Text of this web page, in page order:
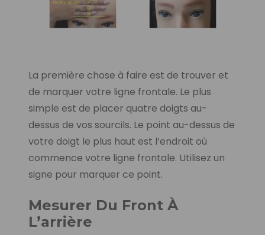
La première chose à faire est de trouver et
de marquer votre ligne frontale. Le plus
simple est de placer quatre doigts au-
dessus de vos sourcils. Le point au-dessus de
votre doigt le plus haut est l’endroit où
commence votre ligne frontale. Utilisez un
signe pour marquer ce point.
Mesurer Du Front À
L’arrière